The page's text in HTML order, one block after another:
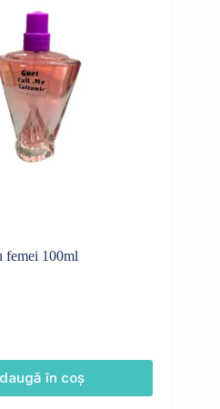
femei 100ml
în coș